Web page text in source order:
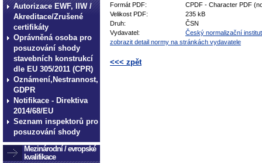
Autorizace EWF, IIW /
Akreditace/Zrušené
certifikáty
Oprávněná osoba pro
posuzování shody
stavebních konstrukcí
dle EU 305/2011 (CPR)
Oznámení,Nestrannost,
GDPR
Notifikace - Direktiva
2014/68/EU
Seznam inspektorů pro
posuzování shody
Mezinárodní / evropské
kvalifikace
Formát PDF:
CPDF - Character PDF
Velikost PDF:
235 kB
Druh:
ČSN
Vydavatel:
Český normalizační institut
zobrazit detail normy na stránkách vydavatele
<<< zpět